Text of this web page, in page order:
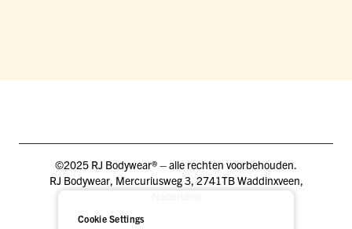
©2025 RJ Bodywear® – alle rechten voorbehouden.
RJ Bodywear, Mercuriusweg 3, 2741TB Waddinxveen,
Cookie Settings